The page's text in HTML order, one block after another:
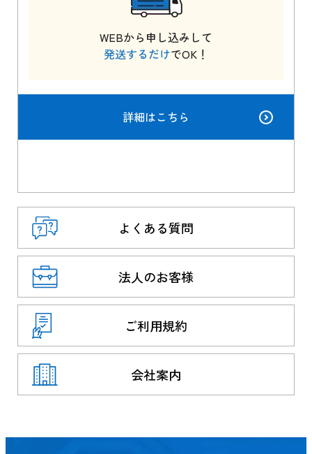
WEBから申し込みして
発送するだけでOK！
詳細はこちら
よくある質問
法人のお客様
ご利用規約
会社案内